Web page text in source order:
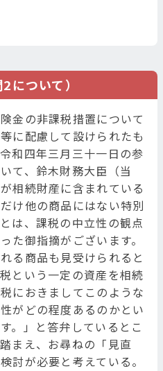
について）
金の非課税措置について
に配慮して設けられたも
和四年三月三十一日の参
て、鈴木財務大臣（当
相続財産に含まれている
け他の商品にはない特別
は、課税の中立性の観点
た御指摘がございます。
る商品も見受けられると
という一定の資産を相続
におきましてこのような
がどの程度あるのかとい
。」と答弁しているとこ
まえ、お尋ねの「見直
討が必要と考えている。